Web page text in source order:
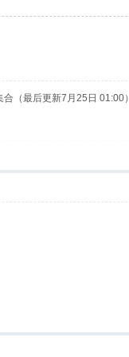
（最后更新7月25日 01:00）